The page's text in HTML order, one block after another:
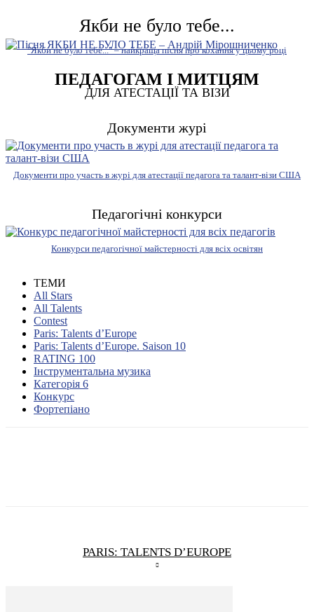
Якби не було тебе...
"Якби не було тебе..." – найкраща пісня про кохання у цьому році
ПЕДАГОГАМ І МИТЦЯМ
ДЛЯ АТЕСТАЦІЇ ТА ВІЗИ
Документи журі
Документи про участь в журі для атестації педагога та талант-візи США
Педагогічні конкурси
Конкурси педагогічної майстерності для всіх освітян
ТЕМИ
All Stars
All Talents
Contest
Paris: Talents d’Europe
Paris: Talents d’Europe. Saison 10
RATING 100
Інструментальна музика
Категорія 6
Конкурс
Фортепіано
PARIS: TALENTS D’EUROPE